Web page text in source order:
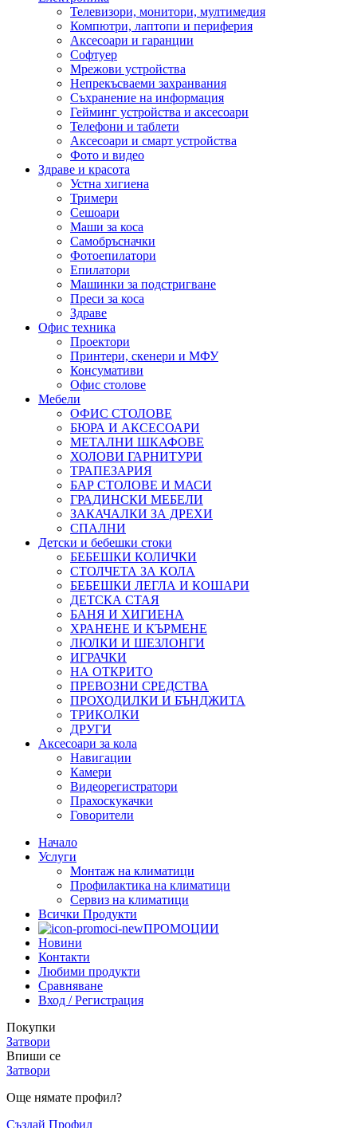
Телевизори, монитори, мултимедия
Компютри, лаптопи и периферия
Аксесоари и гаранции
Софтуер
Мрежови устройства
Непрекъсваеми захранвания
Съхранение на информация
Гейминг устройства и аксесоари
Телефони и таблети
Аксесоари и смарт устройства
Фото и видео
Здраве и красота
Устна хигиена
Тримери
Сешоари
Маши за коса
Самобръсначки
Фотоепилатори
Епилатори
Машинки за подстригване
Преси за коса
Здраве
Офис техника
Проектори
Принтери, скенери и МФУ
Консумативи
Офис столове
Мебели
ОФИС СТОЛОВЕ
БЮРА И АКСЕСОАРИ
МЕТАЛНИ ШКАФОВЕ
ХОЛОВИ ГАРНИТУРИ
ТРАПЕЗАРИЯ
БАР СТОЛОВЕ И МАСИ
ГРАДИНСКИ МЕБЕЛИ
ЗАКАЧАЛКИ ЗА ДРЕХИ
СПАЛНИ
Детски и бебешки стоки
БЕБЕШКИ КОЛИЧКИ
СТОЛЧЕТА ЗА КОЛА
БЕБЕШКИ ЛЕГЛА И КОШАРИ
ДЕТСКА СТАЯ
БАНЯ И ХИГИЕНА
ХРАНЕНЕ И КЪРМЕНЕ
ЛЮЛКИ И ШЕЗЛОНГИ
ИГРАЧКИ
НА ОТКРИТО
ПРЕВОЗНИ СРЕДСТВА
ПРОХОДИЛКИ И БЪНДЖИТА
ТРИКОЛКИ
ДРУГИ
Аксесоари за кола
Навигации
Камери
Видеорегистратори
Прахоскукачки
Говорители
Начало
Услуги
Монтаж на климатици
Профилактика на климатици
Сервиз на климатици
Всички Продукти
ПРОМОЦИИ
Новини
Контакти
Любими продукти
Сравняване
Вход / Регистрация
Покупки
Затвори
Впиши се
Затвори
Още нямате профил?
Създай Профил